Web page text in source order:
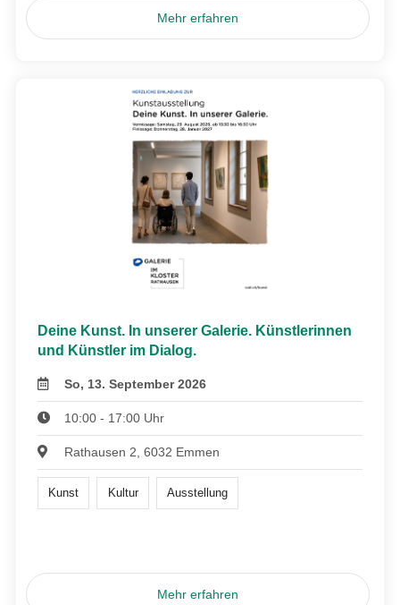
Mehr erfahren
Deine Kunst. In unserer Galerie. Künstlerinnen
und Künstler im Dialog.
So, 13. September 2026
10:00 - 17:00 Uhr
Rathausen 2, 6032 Emmen
Kunst Kultur Ausstellung
Mehr erfahren